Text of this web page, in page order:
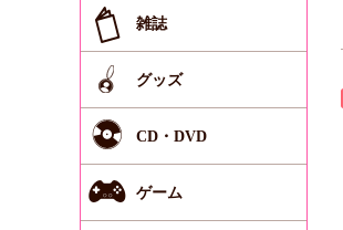
雑誌
グッズ
CD・DVD
ゲーム